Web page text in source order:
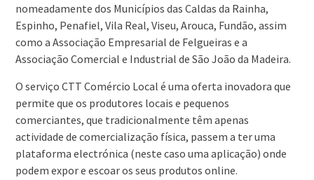
nomeadamente dos Municípios das Caldas da Rainha,
Espinho, Penafiel, Vila Real, Viseu, Arouca, Fundão, assim
como a Associação Empresarial de Felgueiras e a
Associação Comercial e Industrial de São João da Madeira.
O serviço CTT Comércio Local é uma oferta inovadora que
permite que os produtores locais e pequenos
comerciantes, que tradicionalmente têm apenas
actividade de comercialização física, passem a ter uma
plataforma electrónica (neste caso uma aplicação) onde
podem expor e escoar os seus produtos online.